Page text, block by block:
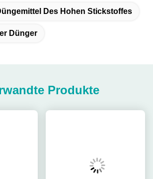
Des Hohen Stickstoffes
Dünger
Produkte